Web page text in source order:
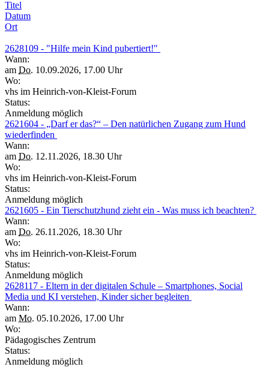
Titel
Datum
Ort
2628109 - "Hilfe mein Kind pubertiert!"
Wann:
am Do. 10.09.2026, 17.00 Uhr
Wo:
vhs im Heinrich-von-Kleist-Forum
Status:
Anmeldung möglich
2621604 - „Darf er das?“ – Den natürlichen Zugang zum Hund
wiederfinden
Wann:
am Do. 12.11.2026, 18.30 Uhr
Wo:
vhs im Heinrich-von-Kleist-Forum
Status:
Anmeldung möglich
2621605 - Ein Tierschutzhund zieht ein - Was muss ich beachten?
Wann:
am Do. 26.11.2026, 18.30 Uhr
Wo:
vhs im Heinrich-von-Kleist-Forum
Status:
Anmeldung möglich
2628117 - Eltern in der digitalen Schule – Smartphones, Social
Media und KI verstehen, Kinder sicher begleiten
Wann:
am Mo. 05.10.2026, 17.00 Uhr
Wo:
Pädagogisches Zentrum
Status:
Anmeldung möglich